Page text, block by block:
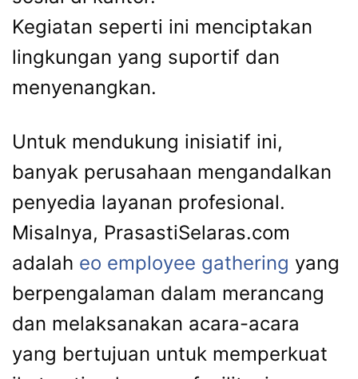
Kegiatan seperti ini menciptakan
lingkungan yang suportif dan
menyenangkan.
Untuk mendukung inisiatif ini,
banyak perusahaan mengandalkan
penyedia layanan profesional.
Misalnya, PrasastiSelaras.com
adalah eo employee gathering yang
berpengalaman dalam merancang
dan melaksanakan acara-acara
yang bertujuan untuk memperkuat